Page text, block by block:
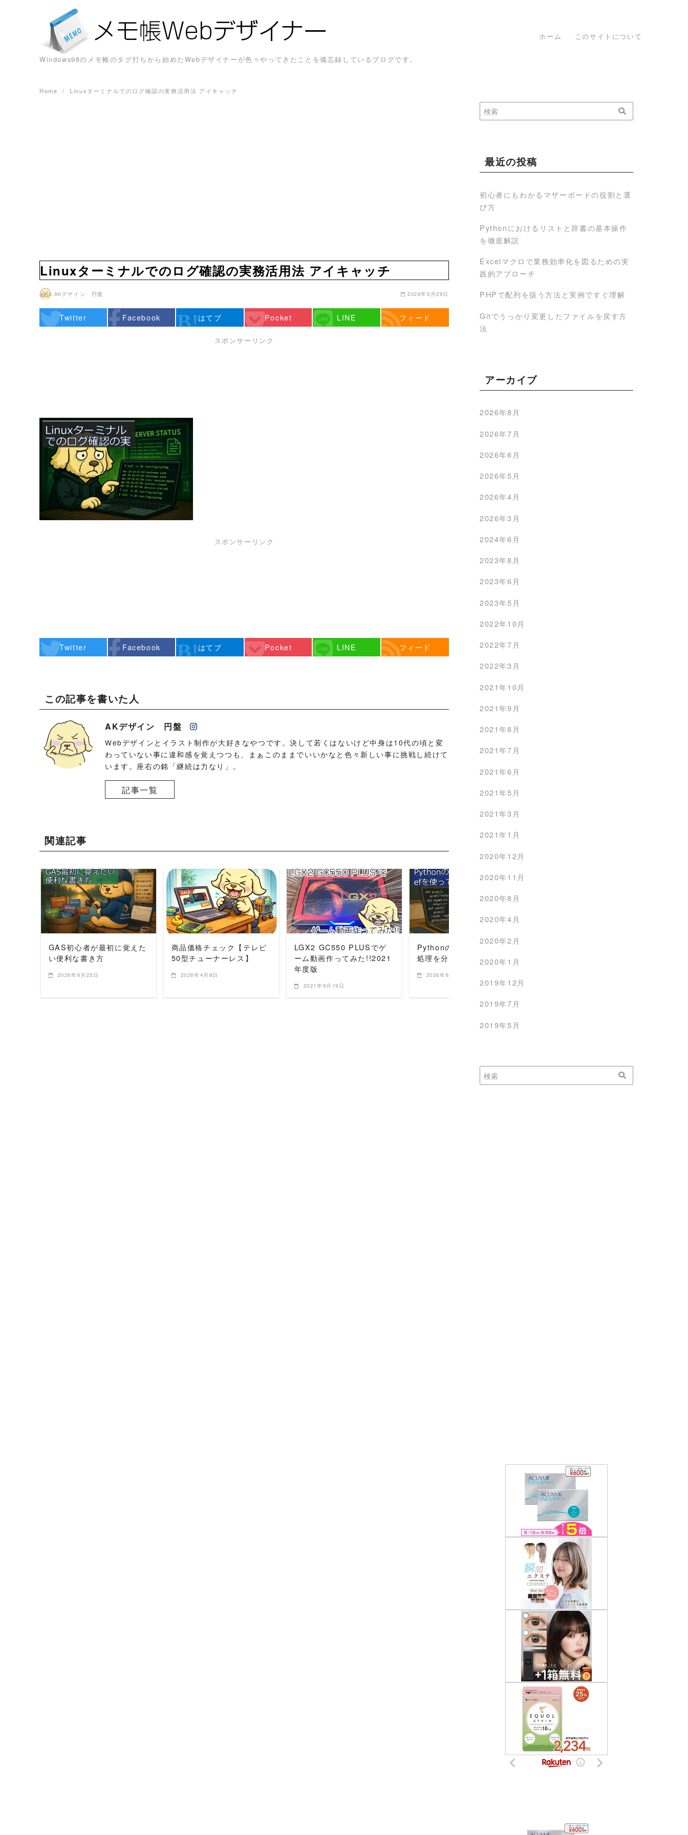
Windows98のメモ帳のタグ打ちから始めたWebデザイナーが色々やってきたことを備忘録しているブログです。
ホーム このサイトについて
Home Linuxターミナルでのログ確認の実務活用法 アイキャッチ
Linuxターミナルでのログ確認の実務活用法 アイキャッチ
AKデザイン 円盤 2026年5月29日
Twitter Facebook はてブ Pocket LINE フィード
スポンサーリンク
スポンサーリンク
Twitter Facebook はてブ Pocket LINE フィード
この記事を書いた人
AKデザイン 円盤
Webデザインとイラスト制作が大好きなやつです。決して若くはないけど中身は10代の頃と変
わっていない事に違和感を覚えつつも、まぁこのままでいいかなと色々新しい事に挑戦し続けて
います。座右の銘「継続は力なり」。
記事一覧
関連記事
READ MORE
GAS初心者が最初に覚えた
い便利な書き方
2026年6月23日
READ MORE
商品価格チェック【テレビ
50型チューナーレス】
2026年4月8日
READ MORE
LGX2 GC550 PLUSでゲ
ーム動画作ってみた!!2021
年度版
2021年9月19日
READ MORE
Pythonの関数defを使って
処理を分ける考え方
2026年6月7日
最近の投稿
初心者にもわかるマザーボードの役割と選
び方
Pythonにおけるリストと辞書の基本操作
を徹底解説
Excelマクロで業務効率化を図るための実
践的アプローチ
PHPで配列を扱う方法と実例ですぐ理解
Gitでうっかり変更したファイルを戻す方
法
アーカイブ
2026年8月
2026年7月
2026年6月
2026年5月
2026年4月
2026年3月
2024年6月
2023年8月
2023年6月
2023年5月
2022年10月
2022年7月
2022年3月
2021年10月
2021年9月
2021年8月
2021年7月
2021年6月
2021年5月
2021年3月
2021年1月
2020年12月
2020年11月
2020年8月
2020年4月
2020年2月
2020年1月
2019年12月
2019年7月
2019年5月